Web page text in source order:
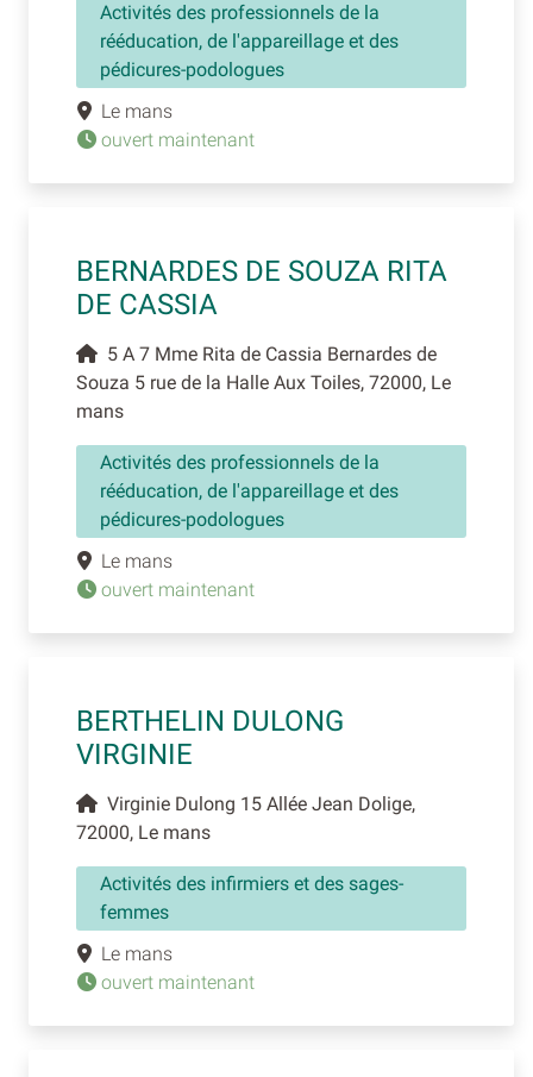
Activités des professionnels de la
rééducation, de l'appareillage et des
pédicures-podologues
Le mans
ouvert maintenant
BERNARDES DE SOUZA RITA
DE CASSIA
5 A 7 Mme Rita de Cassia Bernardes de
Souza 5 rue de la Halle Aux Toiles, 72000, Le
mans
Activités des professionnels de la
rééducation, de l'appareillage et des
pédicures-podologues
Le mans
ouvert maintenant
BERTHELIN DULONG
VIRGINIE
Virginie Dulong 15 Allée Jean Dolige,
72000, Le mans
Activités des infirmiers et des sages-
femmes
Le mans
ouvert maintenant